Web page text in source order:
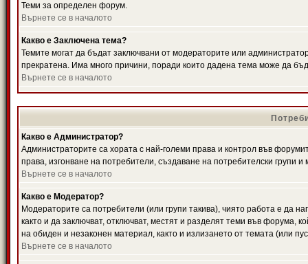
Теми за определен форум.
Върнете се в началото
Какво е Заключена тема?
Темите могат да бъдат заключвани от модераторите или
прекратена. Има много причини, поради които дадена тема може да
Върнете се в началото
Какво е Администратор?
Администраторите са хората с най-големи права и контрол във
права, изгонване на потребители, създаване на потребителски групи
Върнете се в началото
Какво е Модератор?
Модераторите са потребители (или групи такива), чиято работа е да
както и да заключват, отключват, местят и разделят теми във форума,
на обиден и незаконен материал, както и излизането от темата (или
Върнете се в началото